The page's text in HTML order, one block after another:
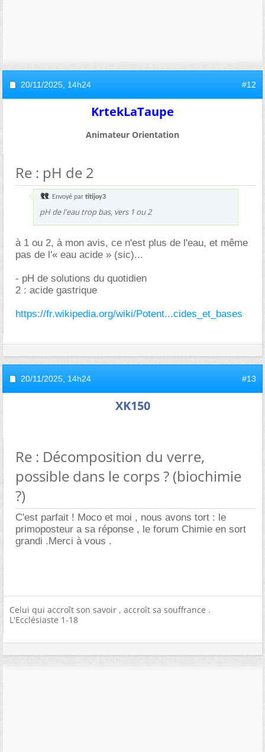
20/11/2025, 14h24 #12
KrtekLaTaupe
Animateur Orientation
Re : pH de 2
Envoyé par titijoy3
pH de l'eau trop bas, vers 1 ou 2
à 1 ou 2, à mon avis, ce n'est plus de l'eau, et même
pas de l'« eau acide » (sic)...
- pH de solutions du quotidien
2 : acide gastrique
https://fr.wikipedia.org/wiki/Potent...cides_et_bases
20/11/2025, 14h24 #13
XK150
Re : Décomposition du verre,
possible dans le corps ? (biochimie
?)
C'est parfait ! Moco et moi , nous avons tort : le
primoposteur a sa réponse , le forum Chimie en sort
grandi .Merci à vous .
Celui qui accroît son savoir , accroît sa souffrance .
L'Ecclésiaste 1-18